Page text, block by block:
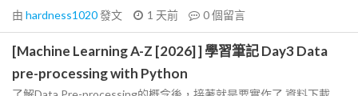
由 hardness1020發文 1 天前 0個留言
[Machine Learning A-Z [2026] ] 學習筆記 Day3 Data
pre-processing with Python